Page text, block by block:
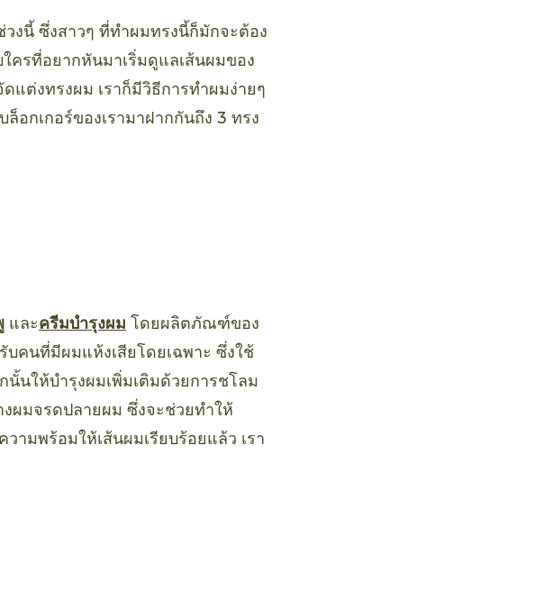
วงนี้ ซึ่งสาวๆ ที่ทำผมทรงนี้ก็มักจะต้อง
ครที่อยากหันมาเริ่มดูแลเส้นผมของ
แต่งทรงผม เราก็มีวิธีการทำผมง่ายๆ
กเกอร์ของเรามาฝากกันถึง 3 ทรง
และครีมบำรุงผม โดยผลิตภัณฑ์ของ
คนที่มีผมแห้งเสียโดยเฉพาะ ซึ่งใช้
นให้บำรุงผมเพิ่มเติมด้วยการชโลม
ผมจรดปลายผม ซึ่งจะช่วยทำให้
ามพร้อมให้เส้นผมเรียบร้อยแล้ว เรา